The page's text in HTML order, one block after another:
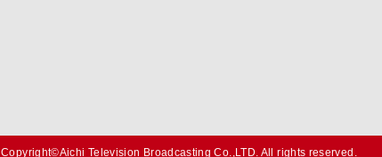
Copyright©Aichi Television Broadcasting Co.,LTD. All rights reserved.